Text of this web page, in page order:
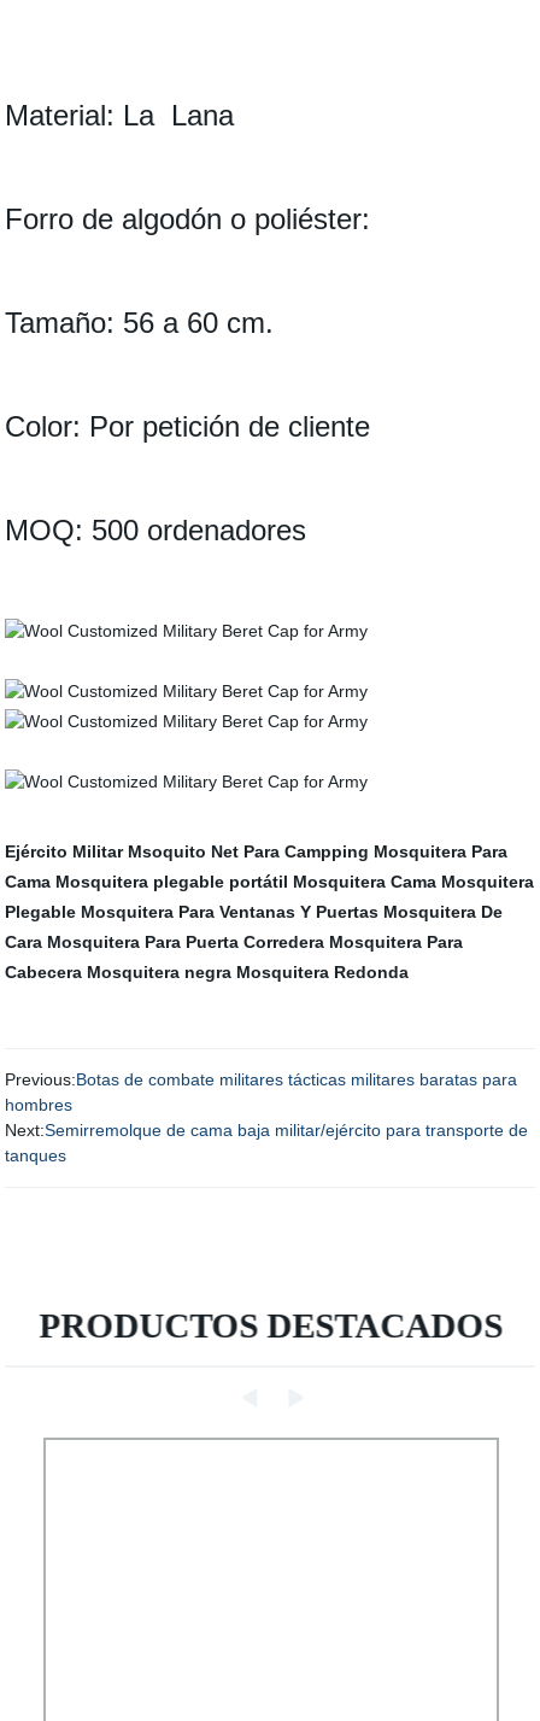
Material: La Lana
Forro de algodón o poliéster:
Tamaño: 56 a 60 cm.
Color: Por petición de cliente
MOQ: 500 ordenadores
Ejército Militar Msoquito Net Para Campping Mosquitera Para
Cama Mosquitera plegable portátil Mosquitera Cama Mosquitera
Plegable Mosquitera Para Ventanas Y Puertas Mosquitera De
Cara Mosquitera Para Puerta Corredera Mosquitera Para
Cabecera Mosquitera negra Mosquitera Redonda
Previous:Botas de combate militares tácticas militares baratas para
hombres
Next:Semirremolque de cama baja militar/ejército para transporte de
tanques
PRODUCTOS DESTACADOS